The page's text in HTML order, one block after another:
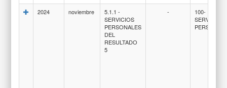
2024 noviembre
5.1.1 -
SERVICIOS
PERSONALES
DEL
RESULTADO
5
-
100-
SERVICIOS